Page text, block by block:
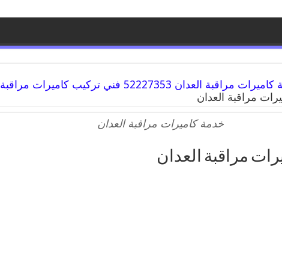
خدمة كاميرات مراقبة العدان 52227353 فني تركيب كاميرات مراقبة
مراقبة العدان
خدمة كاميرات مراقبة العدان
مراقبة العدان